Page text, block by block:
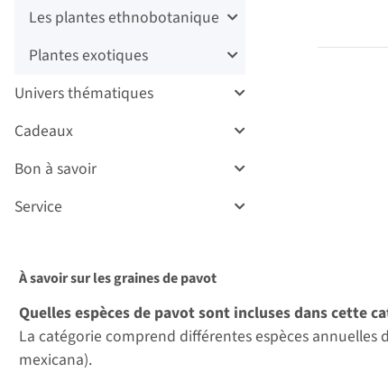
Les plantes ethnobotanique
Plantes exotiques
Univers thématiques
Cadeaux
Bon à savoir
Service
À savoir sur les graines de pavot
Quelles espèces de pavot sont incluses dans cette
La catégorie comprend différentes espèces
mexicana).